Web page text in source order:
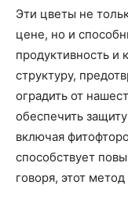
Эти цветы не
цене, но и
продуктивность и
структуру,
оградить от
обеспечить
включая
способствует
говоря, этот